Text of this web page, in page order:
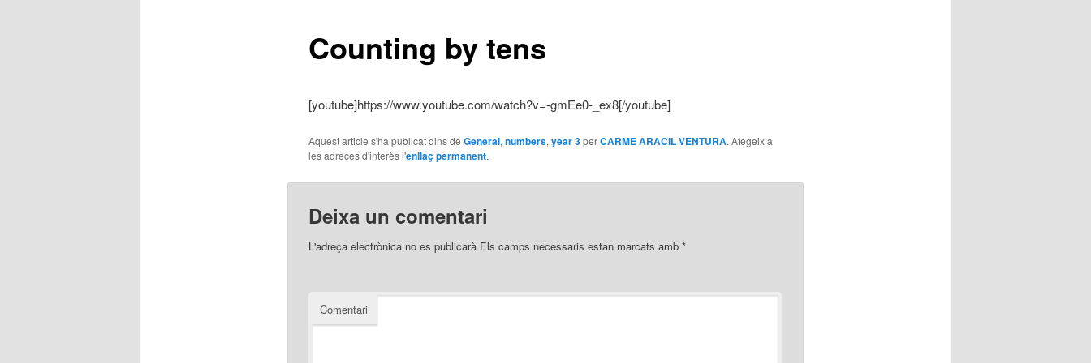
Counting by tens
[youtube]https://www.youtube.com/watch?v=-gmEe0-_ex8[/youtube]
Aquest article s'ha publicat dins de General, numbers, year 3perCARME ARACIL VENTURA. Afegeix a
les adreces d'interès l'enllaç permanent.
Deixa un comentari
L'adreça electrònica no es publicaràEls camps necessaris estan marcats amb *
Comentari